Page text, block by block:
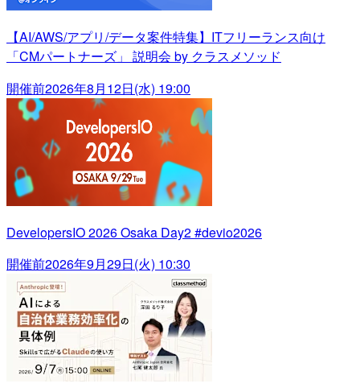
【AI/AWS/アプリ/データ案件特集】ITフリーランス向け
「CMパートナーズ」 説明会 by クラスメソッド
開催前2026年8月12日(水) 19:00
DevelopersIO 2026 Osaka Day2 #devio2026
開催前2026年9月29日(火) 10:30